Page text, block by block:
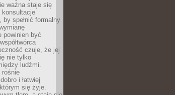
ważna staje się
konsultacje
by spełnić formalny
powinien być
czuje, że jej
nie tylko
ludźmi.
rośnie
i łatwiej
się żyje.